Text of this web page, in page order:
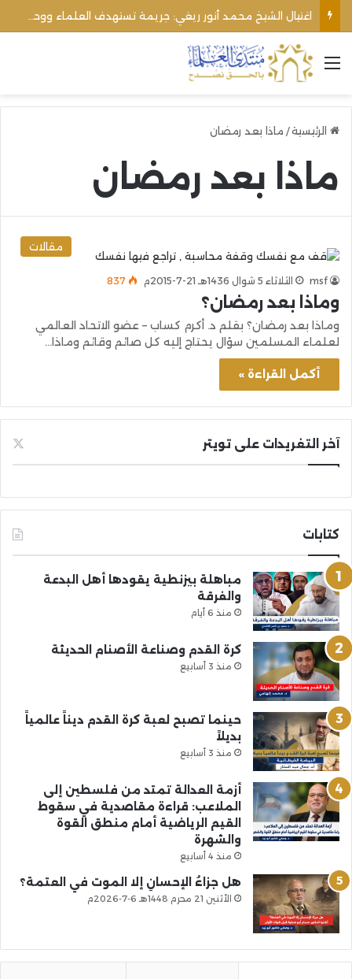
القائمة
الرئيسية/ ماذا بعد رمضان
ماذا بعد رمضان
مقالات
msf الثلاثاء 5 شوال 1436هـ 21-7-2015م 837
وماذا بعد رمضان؟
وماذا بعد رمضان؟ بقلم د. أكرم كساب – عضو الاتحاد العالمي
لعلماء المسلمين سؤال يحتاج إليه كل صائم وقائم وماذا…
أكمل القراءة »
آخر التغريدات على تويتر
كتابات
مباهلة بيزنطية يقودها أهل البدعة
والفرقة
منذ 6 أيام
كرة القدم وصناعة الأصنام الحديثة
منذ 3 أسابيع
حينما تصبح لعبة كرة القدم ديناً عالمياً
بديلاً
منذ 3 أسابيع
أزمة العدالة تمتد من فلسطين إلى
الملاعب: قراءة مقاصدية في سقوط
القيم الرياضية أمام منطق القوة
والشهرة
منذ 4 أسابيع
هل جزاءُ الإحسانِ إلا الموت في العتمة؟
الأثنين 21 محرم 1448هـ 6-7-2026م